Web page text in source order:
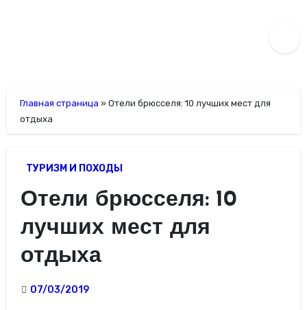
Главная страница » Отели брюсселя: 10 лучших мест для
отдыха
ТУРИЗМ И ПОХОДЫ
Отели брюсселя: 10
лучших мест для
отдыха
07/03/2019